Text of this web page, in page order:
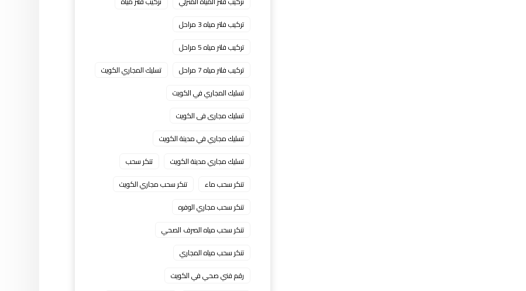
تركيب فلتر مياه 3 مراحل
تركيب فلتر مياه 5 مراحل
تركيب فلتر مياه 7 مراحل
تسليك المجاري الكويت
تسليك المجاري في الكويت
تسليك مجارى فى الكويت
تسليك مجاري في مدينة الكويت
تسليك مجاري مدينة الكويت
تنكر سحب
تنكر سحب ماء
تنكر سحب مجاري الكويت
تنكر سحب مجاري الوفره
تنكر سحب مياه الصرف الصحي
تنكر سحب مياه المجاري
رقم فني صحي في الكويت